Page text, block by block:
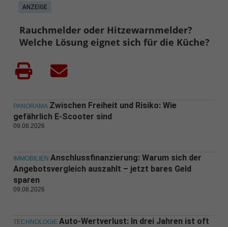
ANZEIGE
Rauchmelder oder Hitzewarnmelder?
Welche Lösung eignet sich für die Küche?
PANORAMA Zwischen Freiheit und Risiko: Wie
gefährlich E-Scooter sind
09.08.2026
IMMOBILIEN Anschlussfinanzierung: Warum sich der
Angebotsvergleich auszahlt – jetzt bares Geld
sparen
09.08.2026
TECHNOLOGIE Auto-Wertverlust: In drei Jahren ist oft